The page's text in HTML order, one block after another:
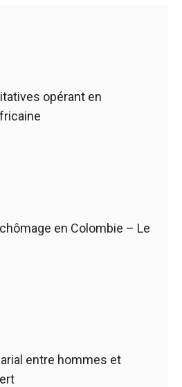
opérant en
en Colombie – Le
entre hommes et